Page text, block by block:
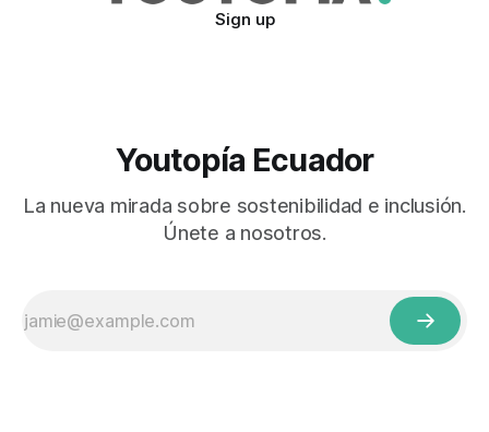
Sign up
Youtopía Ecuador
La nueva mirada sobre sostenibilidad e inclusión.
Únete a nosotros.